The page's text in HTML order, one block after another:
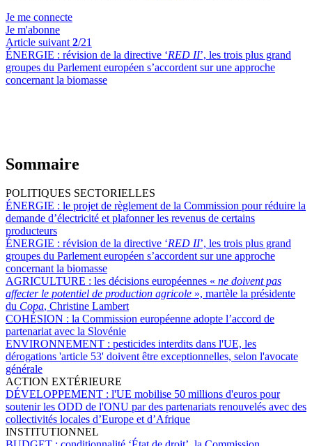
Je me connecte
Je m'abonne
Article suivant 2/21
ÉNERGIE : révision de la directive ‘RED II’, les trois plus grand
groupes du Parlement européen s’accordent sur une approche
concernant la biomasse
Sommaire
POLITIQUES SECTORIELLES
ÉNERGIE : le projet de règlement de la Commission pour réduire la
demande d’électricité et plafonner les revenus de certains
producteurs
ÉNERGIE : révision de la directive ‘RED II’, les trois plus grand
groupes du Parlement européen s’accordent sur une approche
concernant la biomasse
AGRICULTURE : les décisions européennes « ne doivent pas
affecter le potentiel de production agricole », martèle la présidente
du Copa, Christine Lambert
COHÉSION : la Commission européenne adopte l’accord de
partenariat avec la Slovénie
ENVIRONNEMENT : pesticides interdits dans l'UE, les
dérogations 'article 53' doivent être exceptionnelles, selon l'avocate
générale
ACTION EXTÉRIEURE
DÉVELOPPEMENT : l'UE mobilise 50 millions d'euros pour
soutenir les ODD de l'ONU par des partenariats renouvelés avec des
collectivités locales d’Europe et d’Afrique
INSTITUTIONNEL